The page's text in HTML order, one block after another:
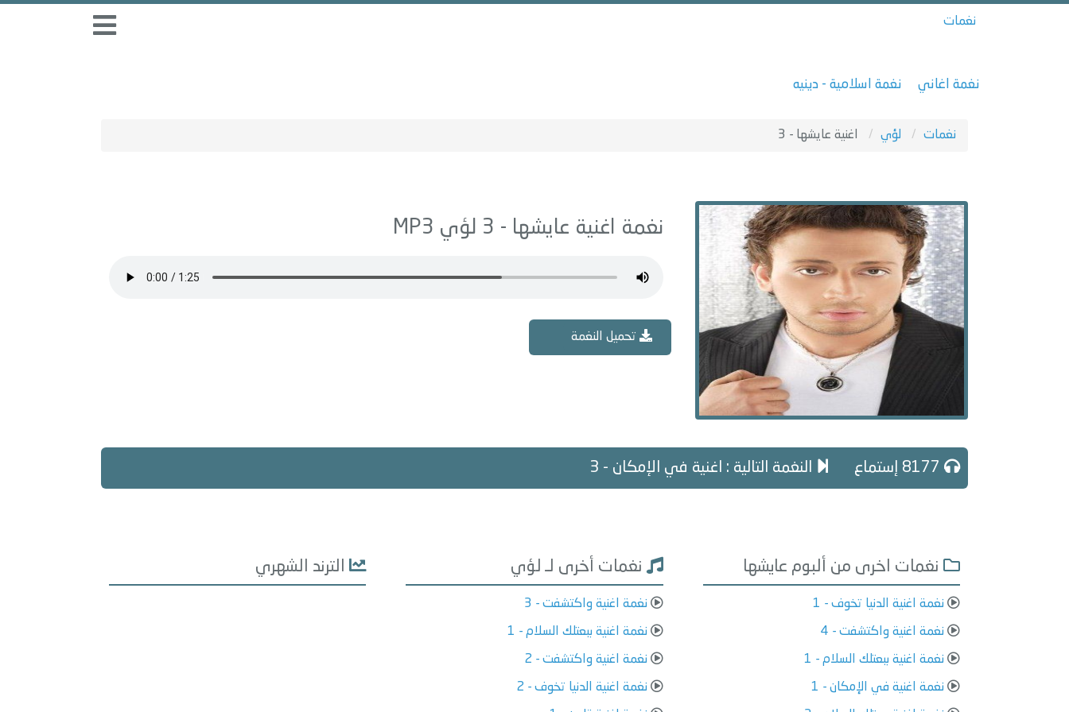
نغمات
نغمة اغاني نغمة اسلامية - دينيه
نغمات لؤي اغنية عايشها - 3
نغمة اغنية عايشها - 3 لؤي MP3
تحميل النغمة
النغمة التالية : اغنية في الإمكان - 3
نغمات اخرى من ألبوم عايشها
نغمة اغنية الدنيا تخوف - 1
نغمة اغنية واكتشفت - 4
نغمة اغنية ببعتلك السلام - 1
نغمة اغنية في الإمكان - 1
نغمات أخرى لـ لؤي
نغمة اغنية واكتشفت - 3
نغمة اغنية ببعتلك السلام - 1
نغمة اغنية واكتشفت - 2
نغمة اغنية الدنيا تخوف - 2
الترند الشهري